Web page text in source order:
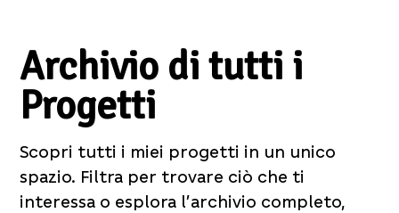
Archivio di tutti i
Progetti
Scopri tutti i miei progetti in un unico
spazio. Filtra per trovare ciò che ti
interessa o esplora l’archivio completo,